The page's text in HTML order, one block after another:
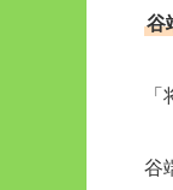
谷
谷